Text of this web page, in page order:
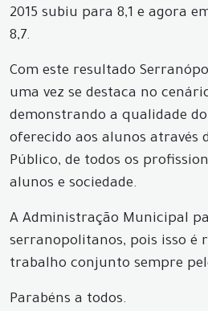
2015 subiu para 8,1 e agora
8,7.
Com este resultado
uma vez se destaca no
demonstrando a qualidade
oferecido aos alunos através
Público, de todos os
alunos e sociedade.
A Administração Municipal
serranopolitanos, pois isso é
trabalho conjunto sempre
Parabéns a todos.